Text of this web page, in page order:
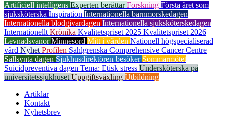
Artificiell intelligens Experten berättarForskning Första året som
sjuksköterska Inspiration Internationella barnmorskedagen
Internationella blodgivardagen Internationella sjuksköterskedagen
Internationellt Krönika Kvalitetspriset 2025 Kvalitetspriset 2026
LevnadsvanorMinnesord Mitt i vården Nationell högspecialiserad
vård Nyhet Profilen Sahlgrenska Comprehensive Cancer Centre
Sällsynta dagen Sjukhusdirektören besöker Sommarmötet
Suicidpreventiva dagen Tema: Etisk stress Undersköterska på
universitetssjukhuset Uppgiftsväxling Utbildning
Artiklar
Kontakt
Nyhetsbrev